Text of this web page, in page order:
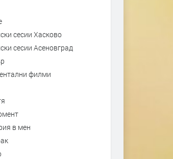
Alfredo
at Montreux
сесии Хасково
сесии Асеновград
филми
в мен